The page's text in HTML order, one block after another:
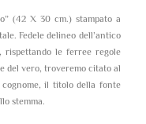
(42 X 30 cm.) stampato a
Fedele delineo dell’antico
rispettando le ferree regole
del vero, troveremo citato al
il titolo della fonte
stemma.